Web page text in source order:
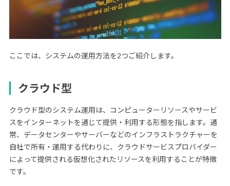
ここでは、システムの運用方法を2つご紹介します。
クラウド型
クラウド型のシステム運用は、コンピューターリソースやサービ
スをインターネットを通じて提供・利用する形態を指します。通
常、データセンターやサーバーなどのインフラストラクチャーを
自社で所有・運用する代わりに、クラウドサービスプロバイダー
によって提供される仮想化されたリソースを利用することが特徴
です。